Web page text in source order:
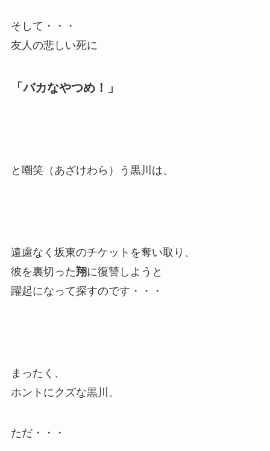
そして・・・
友人の悲しい死に
「バカなやつめ！」
と嘲笑（あざけわら）う黒川は、
遠慮なく坂東のチケットを奪い取り、
彼を裏切った翔に復讐しようと
躍起になって探すのです・・・
まったく、
ホントにクズな黒川。
ただ・・・